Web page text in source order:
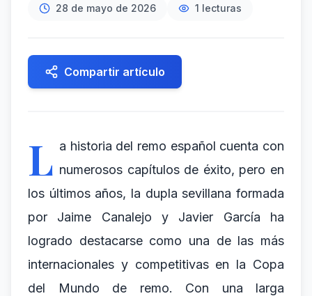
28 de mayo de 2026 1 lecturas
Compartir artículo
L a historia del remo español cuenta con
numerosos capítulos de éxito, pero en
los últimos años, la dupla sevillana formada
por Jaime Canalejo y Javier García ha
logrado destacarse como una de las más
internacionales y competitivas en la Copa
del Mundo de remo. Con una larga